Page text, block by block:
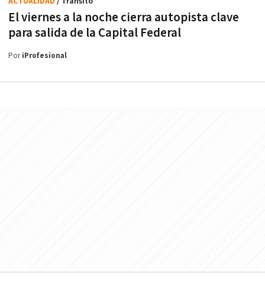
El viernes a la noche cierra autopista clave
para salida de la Capital Federal
PoriProfesional